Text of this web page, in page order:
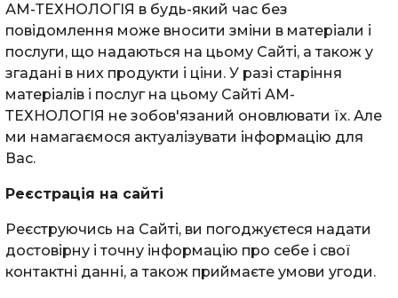
АМ-ТЕХНОЛОГІЯ в будь-який час без
повідомлення може вносити зміни в матеріали і
послуги, що надаються на цьому Сайті, а також у
згадані в них продукти і ціни. У разі старіння
матеріалів і послуг на цьому Сайті АМ-
ТЕХНОЛОГІЯ не зобов'язаний оновлювати їх. Але
ми намагаємося актуалізувати інформацію для
Вас.
Реєстрація на сайті
Реєструючись на Сайті, ви погоджуєтеся надати
достовірну і точну інформацію про себе і свої
контактні данні, а також приймаєте умови угоди.